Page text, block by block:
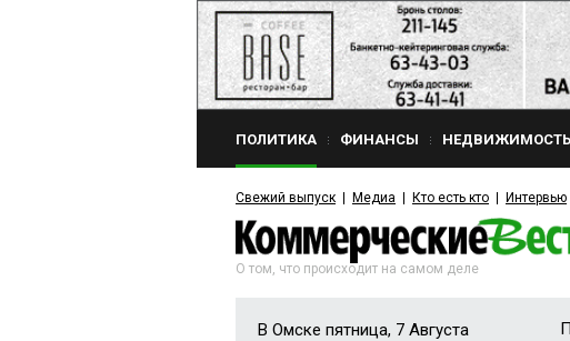
ПОЛИТИКА ФИНАНСЫ НЕДВИЖИМОСТЬ
Свежий выпуск Медиа Кто есть кто Интервью
О том, что происходит на самом деле
В Омске пятница, 7 Августа